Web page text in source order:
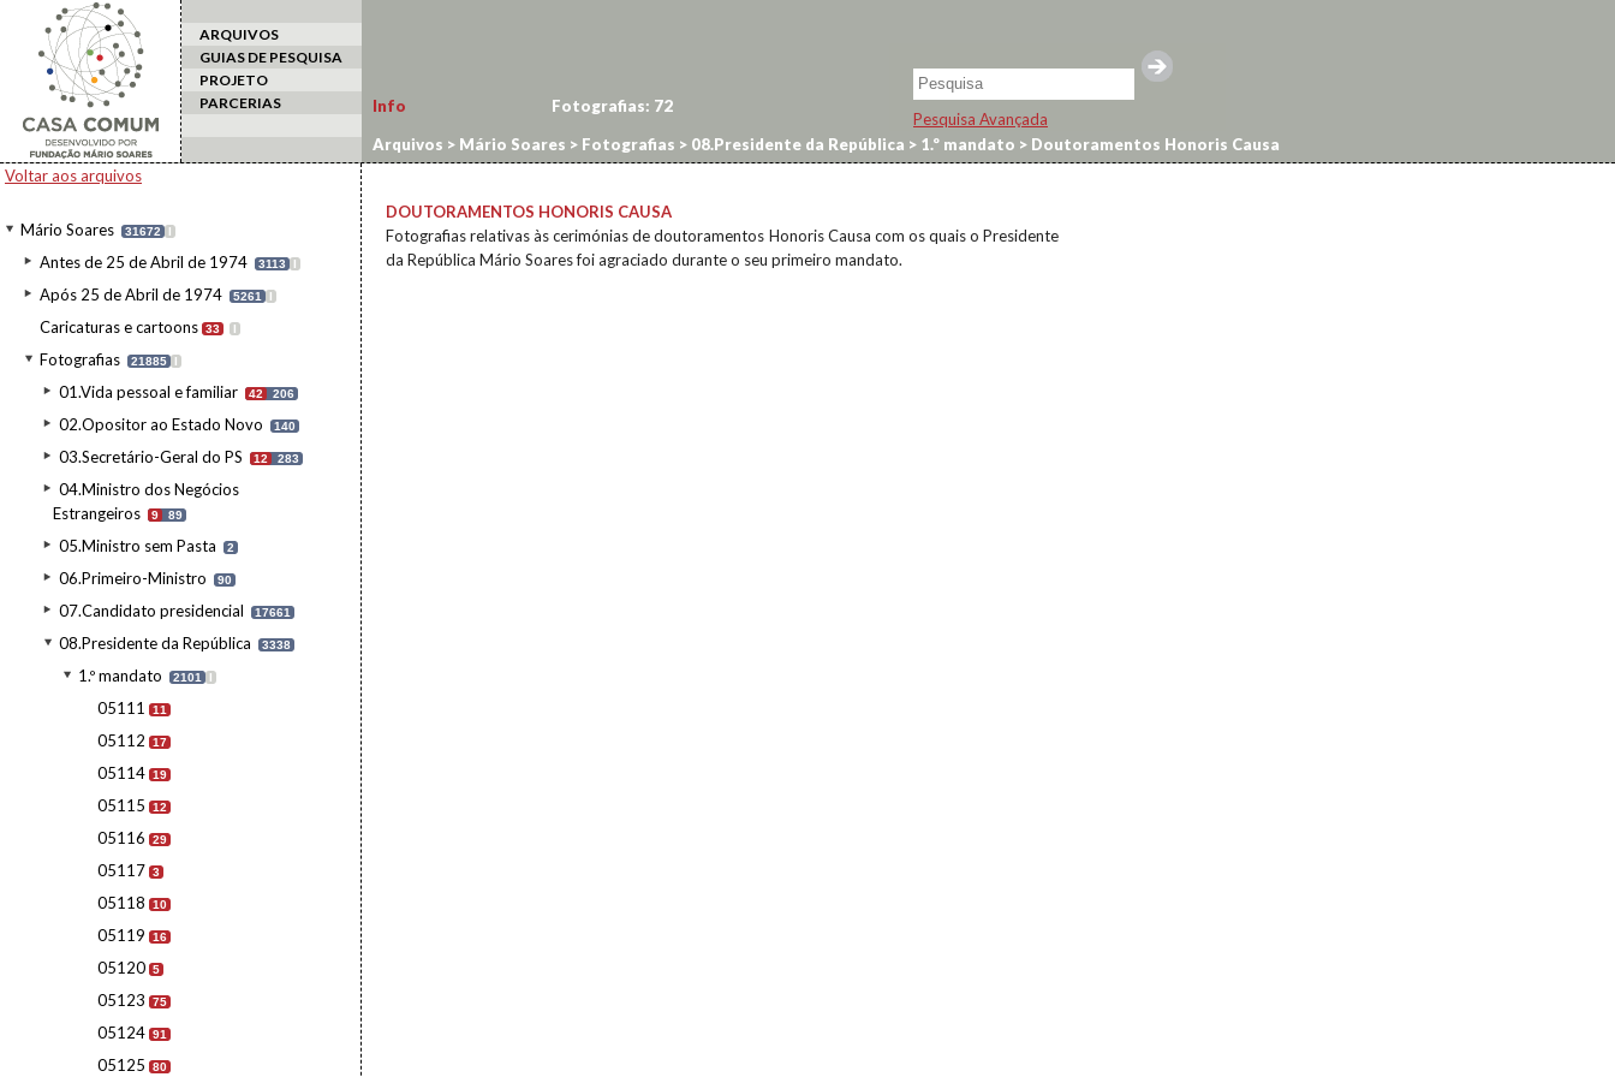
ARQUIVOS
GUIAS DE PESQUISA
PROJETO
PARCERIAS
Pesquisa Avançada
Voltar aos arquivos
Mário Soares 31672 I
Antes de 25 de Abril de 1974 3113 I
Após 25 de Abril de 1974 5261 I
Caricaturas e cartoons 33 I
Fotografias 21885 I
01.Vida pessoal e familiar 42 206
02.Opositor ao Estado Novo 140
03.Secretário-Geral do PS 12 283
04.Ministro dos Negócios
Estrangeiros
9 89
05.Ministro sem Pasta 2
06.Primeiro-Ministro 90
07.Candidato presidencial 17661
08.Presidente da República 3338
1.º mandato 2101 I
05111 11
05112 17
05114 19
05115 12
05116 29
05117 3
05118 10
05119 16
05120 5
05123 75
05124 91
05125 80
Info Fotografias: 72
Arquivos > Mário Soares > Fotografias > 08.Presidente da República > 1.º mandato > Doutoramentos Honoris Causa
DOUTORAMENTOS HONORIS CAUSA
Fotografias relativas às cerimónias de doutoramentos Honoris Causa com os quais o Presidente
da República Mário Soares foi agraciado durante o seu primeiro mandato.